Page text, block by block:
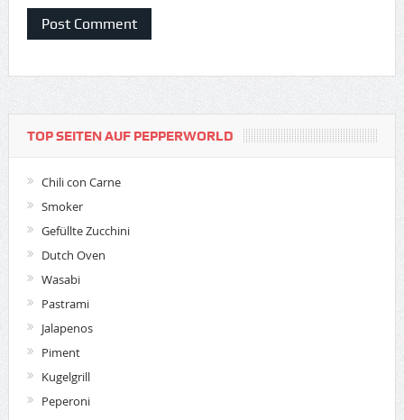
TOP SEITEN AUF PEPPERWORLD
Chili con Carne
Smoker
Gefüllte Zucchini
Dutch Oven
Wasabi
Pastrami
Jalapenos
Piment
Kugelgrill
Peperoni